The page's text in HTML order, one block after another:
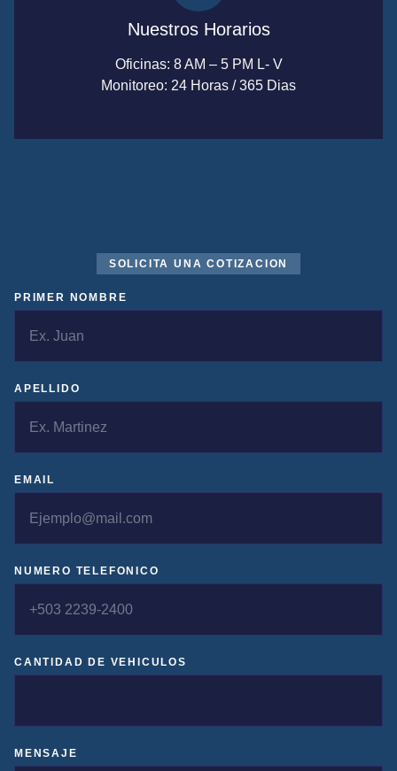
Nuestros Horarios
Oficinas: 8 AM – 5 PM L- V
Monitoreo: 24 Horas / 365 Dias
SOLICITA UNA COTIZACION
PRIMER NOMBRE
APELLIDO
EMAIL
NUMERO TELEFONICO
CANTIDAD DE VEHICULOS
MENSAJE